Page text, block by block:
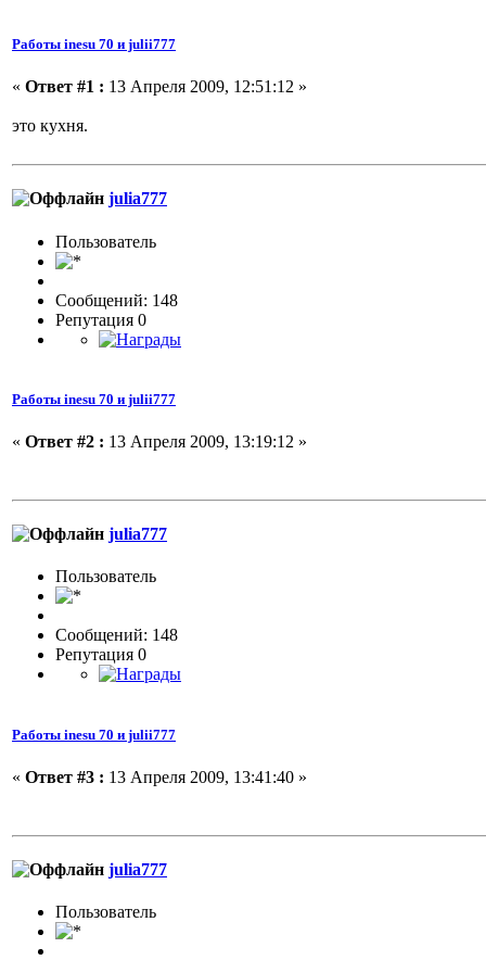
Работы inesu 70 и julii777
« Ответ #1 : 13 Апреля 2009, 12:51:12 »
это кухня.
julia777
Пользовaтeль
Сообщений: 148
Репутация 0
Работы inesu 70 и julii777
« Ответ #2 : 13 Апреля 2009, 13:19:12 »
julia777
Пользовaтeль
Сообщений: 148
Репутация 0
Работы inesu 70 и julii777
« Ответ #3 : 13 Апреля 2009, 13:41:40 »
julia777
Пользовaтeль